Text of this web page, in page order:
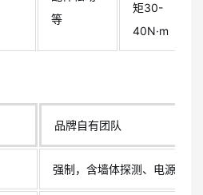
等
矩30-
40N·m
品牌自有团队
强制，含墙体探测、电源确认